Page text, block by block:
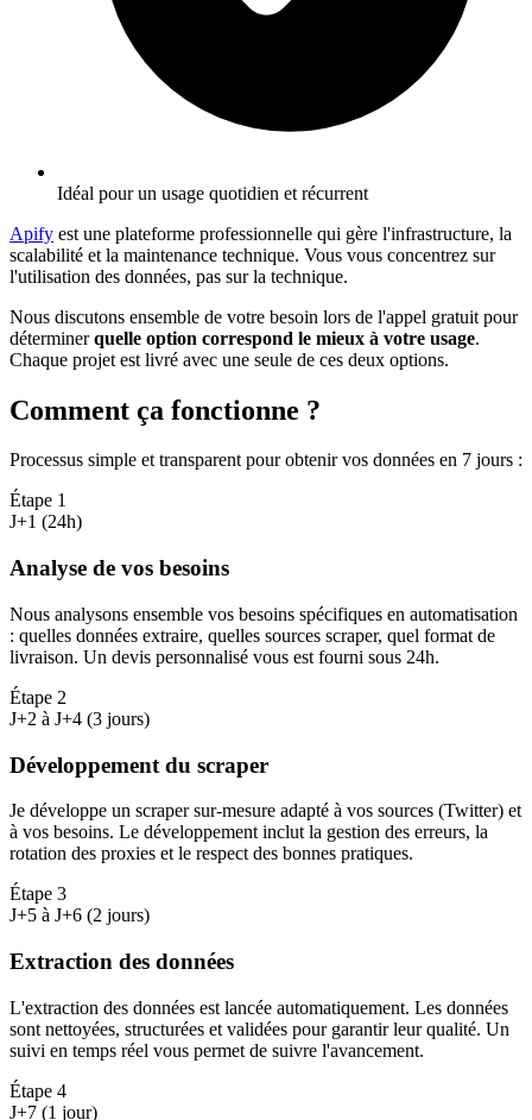
Idéal pour un usage quotidien et récurrent
Apify est une plateforme professionnelle qui gère l'infrastructure, la
scalabilité et la maintenance technique. Vous vous concentrez sur
l'utilisation des données, pas sur la technique.
Nous discutons ensemble de votre besoin lors de l'appel gratuit pour
déterminerquelle option correspond le mieux à votre usage.
Chaque projet est livré avec une seule de ces deux options.
Comment ça fonctionne ?
Processus simple et transparent pour obtenir vos données en 7 jours :
Étape 1
J+1 (24h)
Analyse de vos besoins
Nous analysons ensemble vos besoins spécifiques en automatisation
: quelles données extraire, quelles sources scraper, quel format de
livraison. Un devis personnalisé vous est fourni sous 24h.
Étape 2
J+2 à J+4 (3 jours)
Développement du scraper
Je développe un scraper sur-mesure adapté à vos sources (Twitter) et
à vos besoins. Le développement inclut la gestion des erreurs, la
rotation des proxies et le respect des bonnes pratiques.
Étape 3
J+5 à J+6 (2 jours)
Extraction des données
L'extraction des données est lancée automatiquement. Les données
sont nettoyées, structurées et validées pour garantir leur qualité. Un
suivi en temps réel vous permet de suivre l'avancement.
Étape 4
J+7 (1 jour)